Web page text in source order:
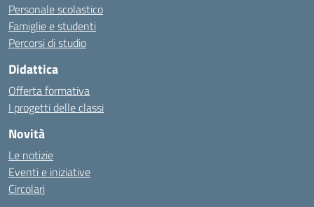
Personale scolastico
Famiglie e studenti
Percorsi di studio
Didattica
Offerta formativa
I progetti delle classi
Novità
Le notizie
Eventi e iniziative
Circolari